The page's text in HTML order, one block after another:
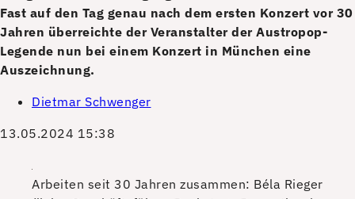
Fast auf den Tag genau nach dem ersten Konzert vor 30
Jahren überreichte der Veranstalter der Austropop-
Legende nun bei einem Konzert in München eine
Auszeichnung.
Dietmar Schwenger
13.05.2024 15:38
Arbeiten seit 30 Jahren zusammen: Béla Rieger